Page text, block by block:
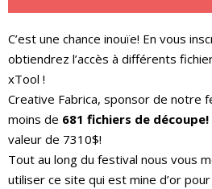
C’est une chance inouïe! En vous
obtiendrez l’accès à différents
xTool !
Creative Fabrica, sponsor de notre
moins de 681 fichiers de découpe!
valeur de 7310$!
Tout au long du festival nous vous
utiliser ce site qui est mine d’or